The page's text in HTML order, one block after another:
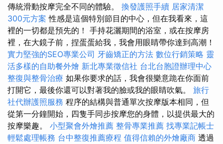
傳統滑動按摩完全不同的體驗。 換發護照手續 居家清潔
300元方案 性感是這個特別節目的中心，但在我看來，這
裡的一切都是預先的！ 手持花灑期間的浴室，或在按摩房
裡，在大鏡子前，捏蛋蛋給我，我會用眼睛帶你達到高潮！
實力堅強的SEO專業公司 牙齒矯正的方法 數位行銷策略 靈
活多樣的自助餐外燴 新北專業徵信社 台北台胞證辦理中心
整復與整骨治療 如果你要求的話，我會很樂意跪在你面前
打開它，最後你還可以對著我的臉或我的眼睛吹氣。 旅行
社代辦護照服務 程序的結構與普通單次按摩版本相同，但
從第一分鐘開始，四隻手同步按摩您的身體，以提供最大的
按摩樂趣。 小型聚會外燴推薦 整骨專業推薦 找專業記帳士
輕鬆處理帳務 台中整復推薦療程 值得信賴的外燴廠商 透過